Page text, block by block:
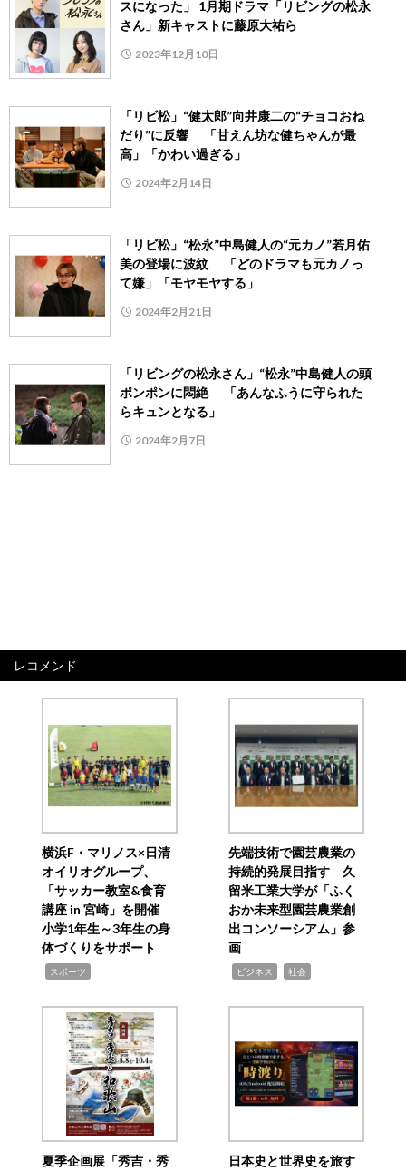
スになった」 1月期ドラマ「リビングの松永
さん」新キャストに藤原大祐ら
2023年12月10日
「リビ松」“健太郎”向井康二の“チョコおね
だり”に反響 「甘えん坊な健ちゃんが最
高」「かわい過ぎる」
2024年2月14日
「リビ松」“松永”中島健人の“元カノ”若月佑
美の登場に波紋 「どのドラマも元カノっ
て嫌」「モヤモヤする」
2024年2月21日
「リビングの松永さん」“松永”中島健人の頭
ポンポンに悶絶 「あんなふうに守られた
らキュンとなる」
2024年2月7日
レコメンド
横浜F・マリノス×日清
オイリオグループ、
「サッカー教室&食育
講座 in 宮崎」を開催
小学1年生～3年生の身
体づくりをサポート
スポーツ
先端技術で園芸農業の
持続的発展目指す 久
留米工業大学が「ふく
おか未来型園芸農業創
出コンソーシアム」参
画
ビジネス 社会
夏季企画展「秀吉・秀
日本史と世界史を旅す